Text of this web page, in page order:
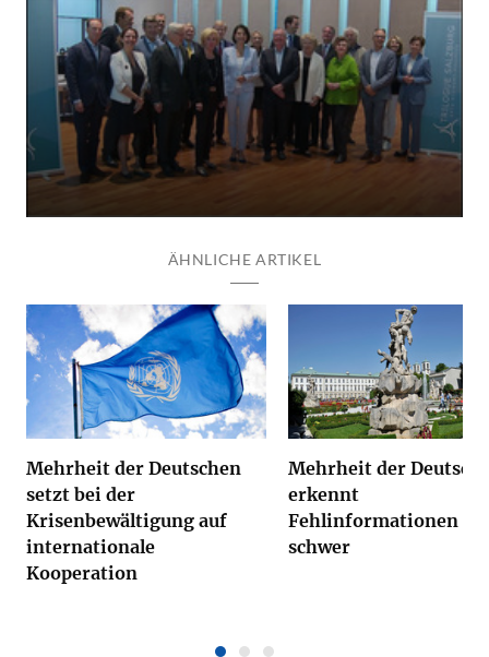
ÄHNLICHE ARTIKEL
Mehrheit der Deutschen
setzt bei der
Krisenbewältigung auf
internationale
Kooperation
Mehrheit der
erkennt
Fehlinformationen
schwer